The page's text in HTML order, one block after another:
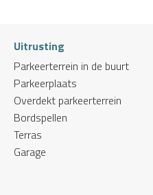
Uitrusting
Parkeerterrein in de buurt
Parkeerplaats
Overdekt parkeerterrein
Bordspellen
Terras
Garage